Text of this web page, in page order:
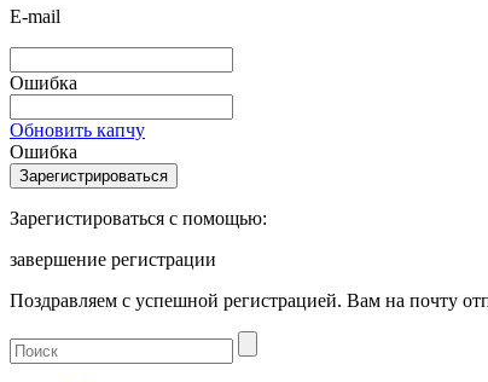
E-mail
Ошибка
Обновить капчу
Ошибка
Зарегистироваться с помощью:
завершение регистрации
Поздравляем с успешной регистрацией. Вам на почту